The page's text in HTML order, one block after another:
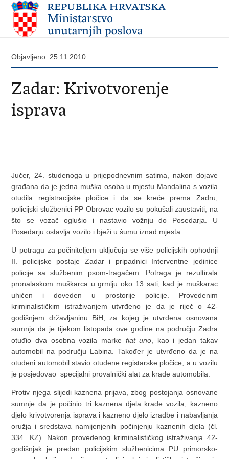
Objavljeno: 25.11.2010.
Zadar: Krivotvorenje
isprava
Jučer, 24. studenoga u prijepodnevnim satima, nakon dojave
građana da je jedna muška osoba u mjestu Mandalina s vozila
otuđila registracijske pločice i da se kreće prema Zadru,
policijski službenici PP Obrovac vozilo su pokušali zaustaviti, na
što se vozač oglušio i nastavio vožnju do Posedarja. U
Posedarju ostavlja vozilo i bježi u šumu iznad mjesta.
U potragu za počiniteljem uključuju se više policijskih ophodnji
II. policijske postaje Zadar i pripadnici Interventne jedinice
policije sa službenim psom-tragačem. Potraga je rezultirala
pronalaskom muškarca u grmlju oko 13 sati, kad je muškarac
uhićen i doveden u prostorije policije. Provedenim
kriminalističkim istraživanjem utvrđeno je da je riječ o 42-
godišnjem državljaninu BiH, za kojeg je utvrđena osnovana
sumnja da je tijekom listopada ove godine na području Zadra
otuđio dva osobna vozila marke fiat uno , kao i jedan takav
automobil na području Labina. Također je utvrđeno da je na
otuđeni automobil stavio otuđene registarske pločice, a u vozilu
je posjedovao specijalni provalnički alat za krađe automobila.
Protiv njega slijedi kaznena prijava, zbog postojanja osnovane
sumnje da je počinio tri kaznena djela krađe vozila, kazneno
djelo krivotvorenja isprava i kazneno djelo izradbe i nabavljanja
oružja i sredstava namijenjenih počinjenju kaznenih djela (čl.
334. KZ). Nakon provedenog kriminalističkog istraživanja 42-
godišnjak je predan policijskim službenicima PU primorsko-